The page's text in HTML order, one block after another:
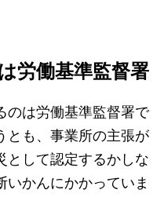
労働基準監督署
のは労働基準監督署で
とも、事業所の主張が
として認定するかしな
いかんにかかっていま